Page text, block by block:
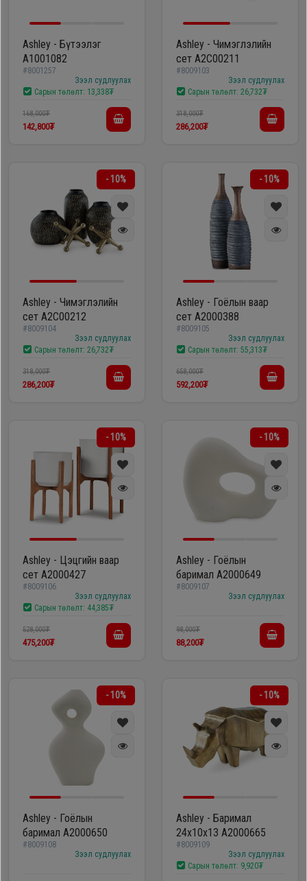
Ashley - Бүтээлэг
A1001082
#8001257
Зээл судлуулах
Сарын төлөлт: 13,338₮
168,000₮
142,800₮
Ashley - Чимэглэлийн
сет A2C00211
#8009103
Зээл судлуулах
Сарын төлөлт: 26,732₮
318,000₮
286,200₮
- 10%
Ashley - Чимэглэлийн
сет A2C00212
#8009104
Зээл судлуулах
Сарын төлөлт: 26,732₮
318,000₮
286,200₮
- 10%
Ashley - Гоёлын ваар
сет A2000388
#8009105
Зээл судлуулах
Сарын төлөлт: 55,313₮
658,000₮
592,200₮
- 10%
Ashley - Цэцгийн ваар
сет A2000427
#8009106
Зээл судлуулах
Сарын төлөлт: 44,385₮
528,000₮
475,200₮
- 10%
Ashley - Гоёлын
баримал A2000649
#8009107
Зээл судлуулах
98,000₮
88,200₮
- 10%
Ashley - Гоёлын
баримал A2000650
#8009108
Зээл судлуулах
- 10%
Ashley - Баримал
24х10х13 A2000665
#8009109
Зээл судлуулах
Сарын төлөлт: 9,920₮